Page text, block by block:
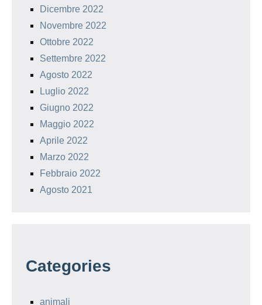
Dicembre 2022
Novembre 2022
Ottobre 2022
Settembre 2022
Agosto 2022
Luglio 2022
Giugno 2022
Maggio 2022
Aprile 2022
Marzo 2022
Febbraio 2022
Agosto 2021
Categories
animali